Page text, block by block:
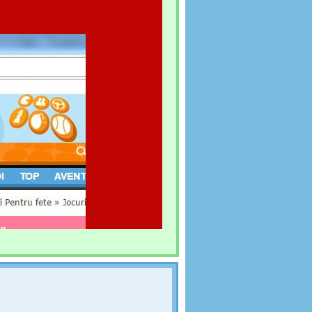
New York! Ce altă manieră mai bună ai de a
ai grijă de ei, cu atât mai mult bacşiş vei primi.
să loveşti maşina că o să ai de a face cu Poliţia.
cu benzină la timp altfel rămâi pe drum şi clienţii